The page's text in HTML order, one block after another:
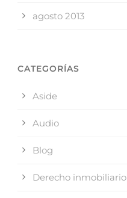
agosto 2013
CATEGORÍAS
Aside
Audio
Blog
Derecho inmobiliario